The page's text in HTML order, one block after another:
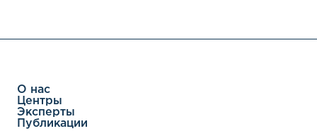
О нас
Центры
Эксперты
Публикации